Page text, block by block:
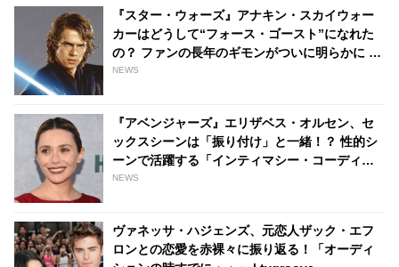
tvgroove
ではなくアレだった・・[写真あ
り] | tvgroove
『スター・ウォーズ』アナキン・スカイウォー
カーはどうして“フォース・ゴースト”になれた
の？ ファンの長年のギモンがついに明らかに -
tvgroove
NEWS
『アベンジャーズ』エリザベス・オルセン、セ
ックスシーンは「振り付け」と一緒！？ 性的シ
ーンで活躍する「インティマシー・コーディネ
ーター」の重要性についても語る - tvgroove
NEWS
ヴァネッサ・ハジェンズ、元恋人ザック・エフ
ロンとの恋愛を赤裸々に振り返る！「オーディ